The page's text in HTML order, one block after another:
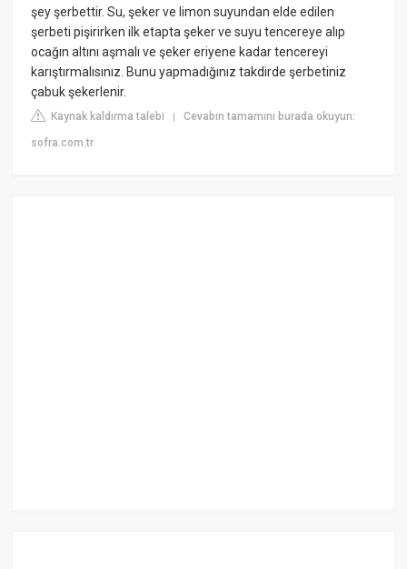
şey şerbettir. Su, şeker ve limon suyundan elde edilen
şerbeti pişirirken ilk etapta şeker ve suyu tencereye alıp
ocağın altını aşmalı ve şeker eriyene kadar tencereyi
karıştırmalısınız. Bunu yapmadığınız takdirde şerbetiniz
çabuk şekerlenir.
Kaynak kaldırma talebi |Cevabın tamamını burada okuyun:
sofra.com.tr